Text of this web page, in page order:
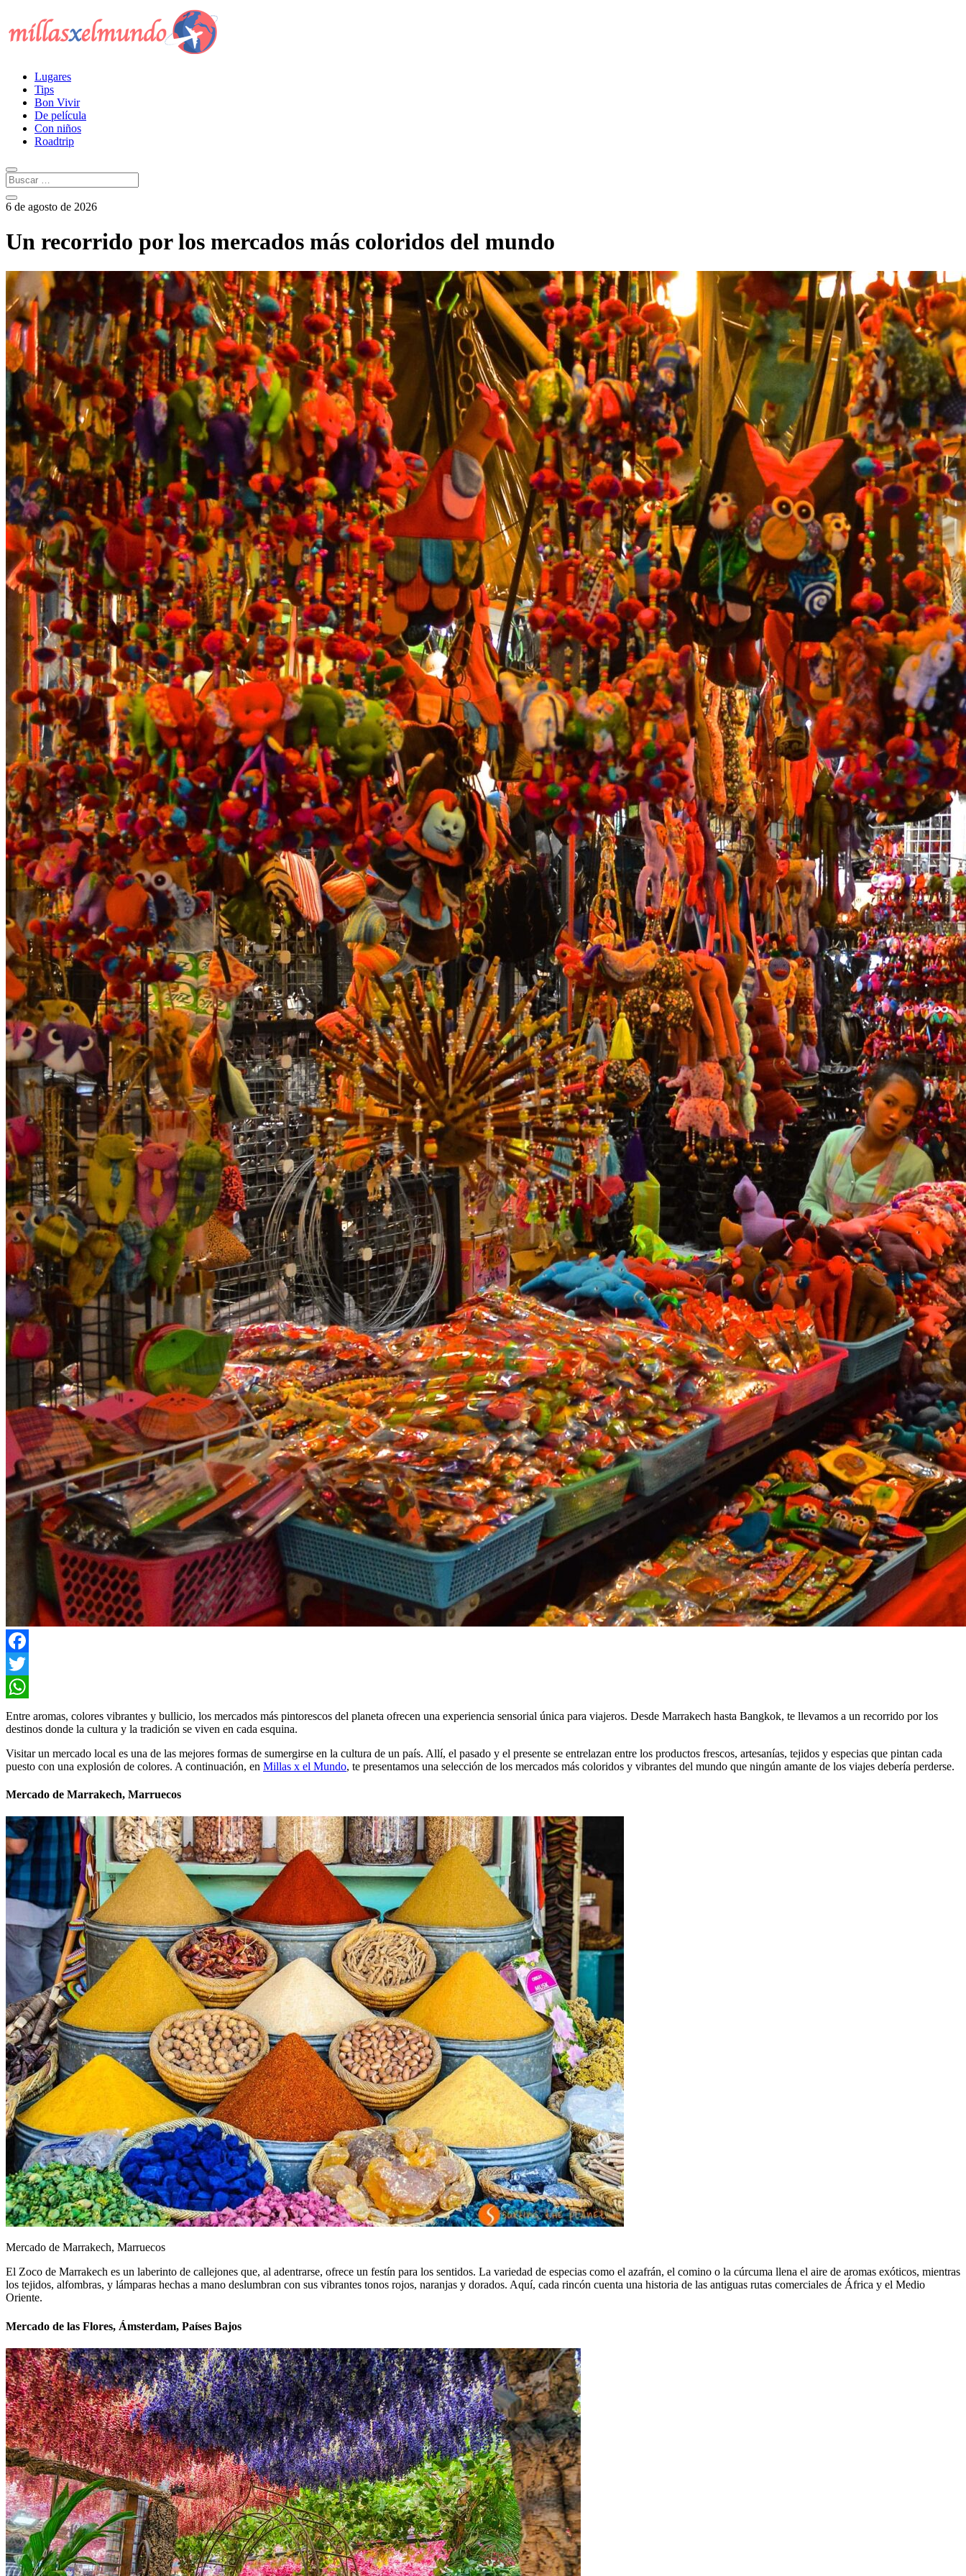
Lugares
Tips
Bon Vivir
De película
Con niños
Roadtrip
6 de agosto de 2026
Un recorrido por los mercados más coloridos del mundo
Facebook
Twitter
WhatsApp
Entre aromas, colores vibrantes y bullicio, los mercados más pintorescos del planeta ofrecen una experiencia sensorial única para viajeros. Desde Marrakech hasta Bangkok, te llevamos a un recorrido por los
destinos donde la cultura y la tradición se viven en cada esquina.
Visitar un mercado local es una de las mejores formas de sumergirse en la cultura de un país. Allí, el pasado y el presente se entrelazan entre los productos frescos, artesanías, tejidos y especias que pintan cada
puesto con una explosión de colores. A continuación, en Millas x el Mundo, te presentamos una selección de los mercados más coloridos y vibrantes del mundo que ningún amante de los viajes debería perderse.
Mercado de Marrakech, Marruecos
Mercado de Marrakech, Marruecos
El Zoco de Marrakech es un laberinto de callejones que, al adentrarse, ofrece un festín para los sentidos. La variedad de especias como el azafrán, el comino o la cúrcuma llena el aire de aromas exóticos, mientras
los tejidos, alfombras, y lámparas hechas a mano deslumbran con sus vibrantes tonos rojos, naranjas y dorados. Aquí, cada rincón cuenta una historia de las antiguas rutas comerciales de África y el Medio
Oriente.
Mercado de las Flores, Ámsterdam, Países Bajos